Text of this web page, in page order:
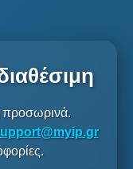
προσωρινά.